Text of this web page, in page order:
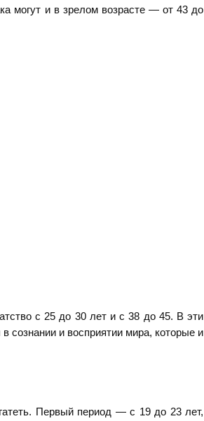
могут и в зрелом возрасте — от 43 до
с 25 до 30 лет и с 38 до 45. В эти
сознании и восприятии мира, которые и
Первый период — с 19 до 23 лет,